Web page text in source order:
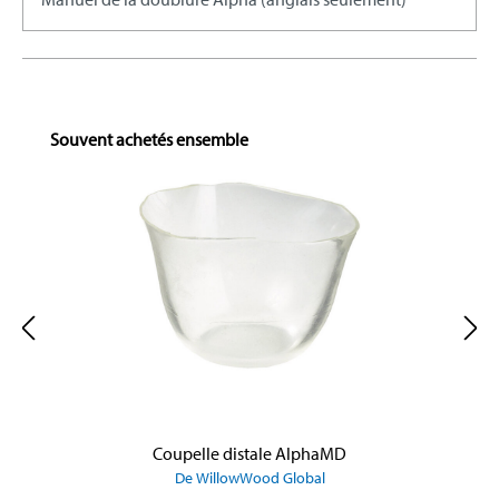
Skip product gallery
Souvent achetés ensemble
Coupelle distale AlphaMD
De WillowWood Global